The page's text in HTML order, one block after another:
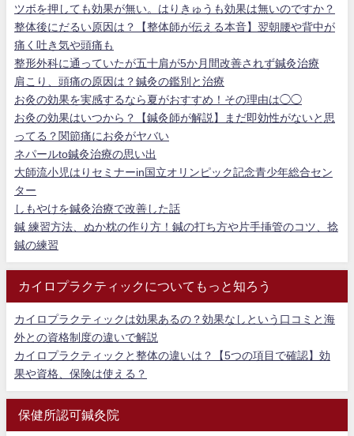
ツボを押しても効果が無い。はりきゅうも効果は無いのですか？
整体後にだるい原因は？【整体師が伝える本音】翌朝腰や背中が
痛く吐き気や頭痛も
整形外科に通っていたが五十肩が5か月間改善されず鍼灸治療
肩こり、頭痛の原因は？鍼灸の鑑別と治療
お灸の効果を実感するなら夏がおすすめ！その理由は◯◯
お灸の効果はいつから？【鍼灸師が解説】まだ即効性がないと思
ってる？関節痛にお灸がヤバい
ネパールto鍼灸治療の思い出
大師流小児はりセミナーin国立オリンピック記念青少年総合セン
ター
しもやけを鍼灸治療で改善した話
鍼 練習方法、ぬか枕の作り方！鍼の打ち方や片手挿管のコツ、捻
鍼の練習
カイロプラクティックについてもっと知ろう
カイロプラクティックは効果あるの？効果なしという口コミと海
外との資格制度の違いで解説
カイロプラクティックと整体の違いは？【5つの項目で確認】効
果や資格、保険は使える？
保健所認可鍼灸院